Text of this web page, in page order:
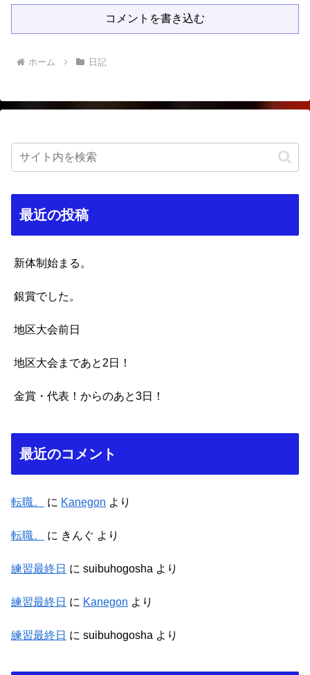
コメントを書き込む
ホーム 日記
最近の投稿
新体制始まる。
銀賞でした。
地区大会前日
地区大会まであと2日！
金賞・代表！からのあと3日！
最近のコメント
転職。 に Kanegon より
転職。 に きんぐ より
練習最終日 に suibuhogosha より
練習最終日 に Kanegon より
練習最終日 に suibuhogosha より